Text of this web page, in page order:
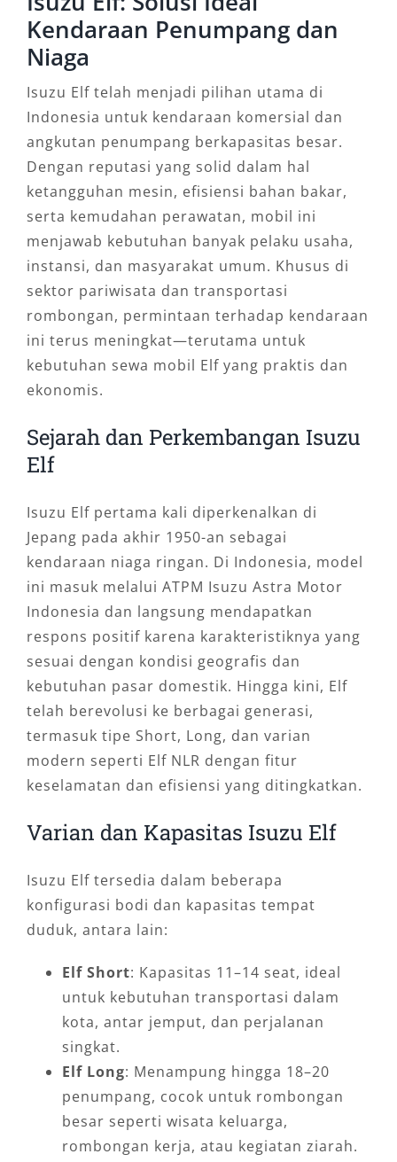
Kendaraan Penumpang dan
Niaga
Isuzu Elf telah menjadi pilihan utama di
Indonesia untuk kendaraan komersial dan
angkutan penumpang berkapasitas besar.
Dengan reputasi yang solid dalam hal
ketangguhan mesin, efisiensi bahan bakar,
serta kemudahan perawatan, mobil ini
menjawab kebutuhan banyak pelaku usaha,
instansi, dan masyarakat umum. Khusus di
sektor pariwisata dan transportasi
rombongan, permintaan terhadap kendaraan
ini terus meningkat—terutama untuk
kebutuhan sewa mobil Elf yang praktis dan
ekonomis.
Sejarah dan Perkembangan Isuzu
Elf
Isuzu Elf pertama kali diperkenalkan di
Jepang pada akhir 1950-an sebagai
kendaraan niaga ringan. Di Indonesia, model
ini masuk melalui ATPM Isuzu Astra Motor
Indonesia dan langsung mendapatkan
respons positif karena karakteristiknya yang
sesuai dengan kondisi geografis dan
kebutuhan pasar domestik. Hingga kini, Elf
telah berevolusi ke berbagai generasi,
termasuk tipe Short, Long, dan varian
modern seperti Elf NLR dengan fitur
keselamatan dan efisiensi yang ditingkatkan.
Varian dan Kapasitas Isuzu Elf
Isuzu Elf tersedia dalam beberapa
konfigurasi bodi dan kapasitas tempat
duduk, antara lain:
Elf Short: Kapasitas 11–14 seat, ideal
untuk kebutuhan transportasi dalam
kota, antar jemput, dan perjalanan
singkat.
Elf Long: Menampung hingga 18–20
penumpang, cocok untuk rombongan
besar seperti wisata keluarga,
rombongan kerja, atau kegiatan ziarah.